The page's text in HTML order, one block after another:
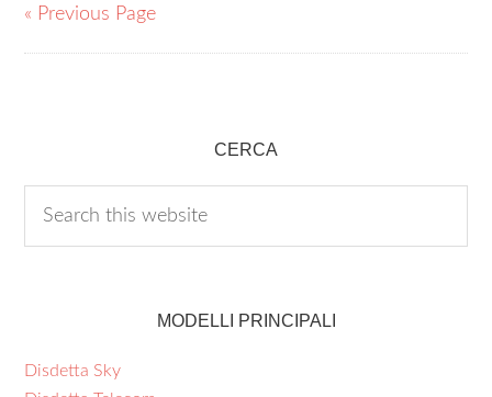
« Previous Page
CERCA
MODELLI PRINCIPALI
Disdetta Sky